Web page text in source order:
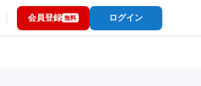
会員登録 無料 ログイン